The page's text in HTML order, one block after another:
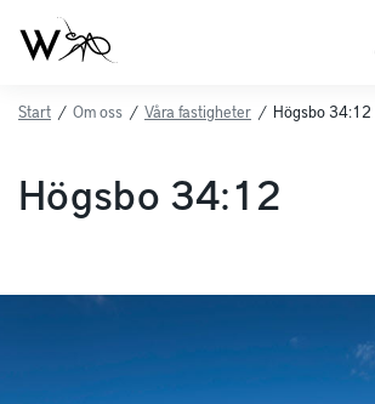
Start / Om oss / Våra fastigheter / Högsbo 34:12
Högsbo 34:12